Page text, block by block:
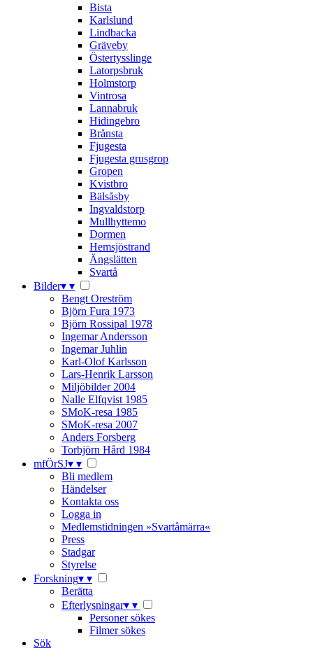
Bista
Karlslund
Lindbacka
Gräveby
Östertysslinge
Latorpsbruk
Holmstorp
Vintrosa
Lannabruk
Hidingebro
Brånsta
Fjugesta
Fjugesta grusgrop
Gropen
Kvistbro
Bälsåsby
Ingvaldstorp
Mullhyttemo
Dormen
Hemsjöstrand
Ängslätten
Svartå
Bilder▾ ▾
Bengt Oreström
Björn Fura 1973
Björn Rossipal 1978
Ingemar Andersson
Ingemar Juhlin
Karl-Olof Karlsson
Lars-Henrik Larsson
Miljöbilder 2004
Nalle Elfqvist 1985
SMoK-resa 1985
SMoK-resa 2007
Anders Forsberg
Torbjörn Hård 1984
mfÖrSJ▾ ▾
Bli medlem
Händelser
Kontakta oss
Logga in
Medlemstidningen »Svartåmärra«
Press
Stadgar
Styrelse
Forskning▾ ▾
Berätta
Efterlysningar▾ ▾
Personer sökes
Filmer sökes
Sök